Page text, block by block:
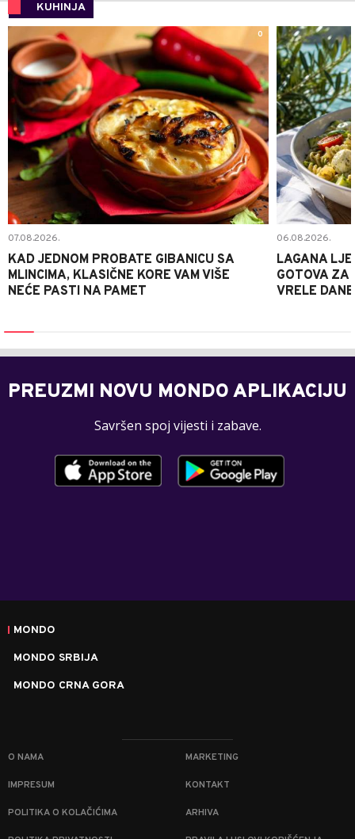
KUHINJA
0
07.08.2026.
KAD JEDNOM PROBATE GIBANICU SA
MLINCIMA, KLASIČNE KORE VAM VIŠE
NEĆE PASTI NA PAMET
06.08.2026.
LAGANA
GOTOVA ZA
VRELE DANE
PREUZMI NOVU MONDO APLIKACIJU
Savršen spoj vijesti i zabave.
MONDO
MONDO SRBIJA
MONDO CRNA GORA
O NAMA MARKETING
IMPRESUM KONTAKT
POLITIKA O KOLAČIĆIMA ARHIVA